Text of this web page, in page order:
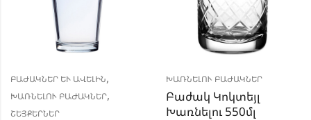
ԲԱԺԱԿՆԵՐ ԵՒ ԱՎԵԼԻՆ ,
ԽԱՌՆԵԼՈՒ ԲԱԺԱԿՆԵՐ,
ՇԵՅՔԵՐՆԵՐ
ԽԱՌՆԵԼՈՒ ԲԱԺԱԿՆԵՐ
Բաժակ Կոկտեյլ
Խառնելու 550մլ